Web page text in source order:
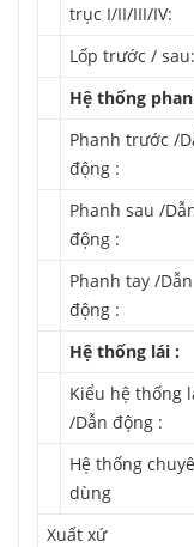
trục I/II/III/IV:
Lốp trước / sau:
Hệ thống
Phanh trước /
động :
Phanh sau /
động :
Phanh tay /Dẫn
động :
Hệ thống lái :
Kiểu hệ thống
/Dẫn động :
Hệ thống
dùng
Xuất xứ